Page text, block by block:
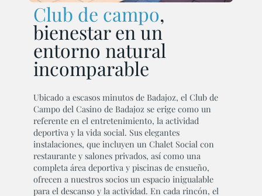
Club de campo,
bienestar en un
entorno natural
incomparable
Ubicado a escasos minutos de Badajoz, el Club de
Campo del Casino de Badajoz se erige como un
referente en el entretenimiento, la actividad
deportiva y la vida social. Sus elegantes
instalaciones, que incluyen un Chalet Social con
restaurante y salones privados, así como una
completa área deportiva y piscinas de ensueño,
ofrecen a nuestros socios un espacio inigualable
para el descanso y la actividad. En cada rincón, el